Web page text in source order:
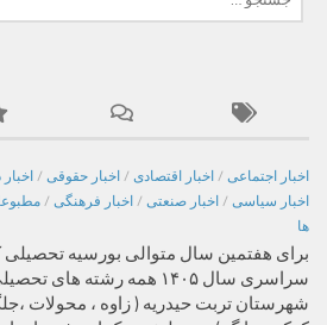
برای:
اخبار اجتماعی / اخبار اقتصادی / اخبار حقوقی /
اخبار سیاسی / اخبار صنعتی / اخبار فرهنگی /
ها
برای هفتمین سال متوالی بورسیه تحصیلی
سراسری سال ۱۴۰۵ همه رشته های
شهرستان تربت حیدریه ( زاوه ، محولات